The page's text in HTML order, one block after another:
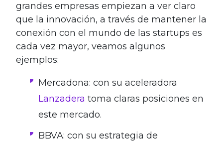
grandes empresas empiezan a ver claro
que la innovación, a través de mantener la
conexión con el mundo de las startups es
cada vez mayor, veamos algunos
ejemplos:
Mercadona: con su aceleradora
Lanzadera toma claras posiciones en
este mercado.
BBVA: con su estrategia de